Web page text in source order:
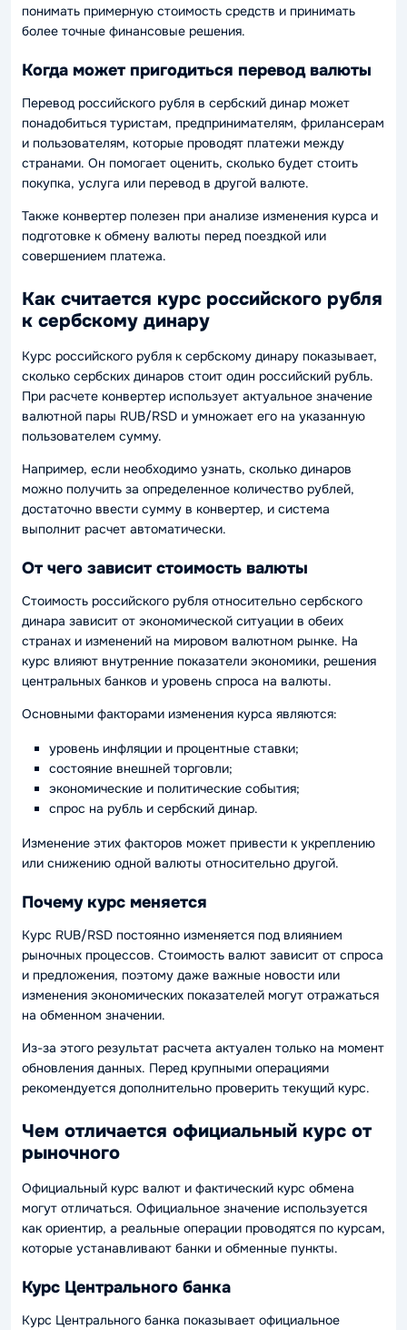
понимать примерную стоимость средств и принимать
более точные финансовые решения.
Когда может пригодиться перевод валюты
Перевод российского рубля в сербский динар может
понадобиться туристам, предпринимателям, фрилансерам
и пользователям, которые проводят платежи между
странами. Он помогает оценить, сколько будет стоить
покупка, услуга или перевод в другой валюте.
Также конвертер полезен при анализе изменения курса и
подготовке к обмену валюты перед поездкой или
совершением платежа.
Как считается курс российского рубля
к сербскому динару
Курс российского рубля к сербскому динару показывает,
сколько сербских динаров стоит один российский рубль.
При расчете конвертер использует актуальное значение
валютной пары RUB/RSD и умножает его на указанную
пользователем сумму.
Например, если необходимо узнать, сколько динаров
можно получить за определенное количество рублей,
достаточно ввести сумму в конвертер, и система
выполнит расчет автоматически.
От чего зависит стоимость валюты
Стоимость российского рубля относительно сербского
динара зависит от экономической ситуации в обеих
странах и изменений на мировом валютном рынке. На
курс влияют внутренние показатели экономики, решения
центральных банков и уровень спроса на валюты.
Основными факторами изменения курса являются:
уровень инфляции и процентные ставки;
состояние внешней торговли;
экономические и политические события;
спрос на рубль и сербский динар.
Изменение этих факторов может привести к укреплению
или снижению одной валюты относительно другой.
Почему курс меняется
Курс RUB/RSD постоянно изменяется под влиянием
рыночных процессов. Стоимость валют зависит от спроса
и предложения, поэтому даже важные новости или
изменения экономических показателей могут отражаться
на обменном значении.
Из-за этого результат расчета актуален только на момент
обновления данных. Перед крупными операциями
рекомендуется дополнительно проверить текущий курс.
Чем отличается официальный курс от
рыночного
Официальный курс валют и фактический курс обмена
могут отличаться. Официальное значение используется
как ориентир, а реальные операции проводятся по курсам,
которые устанавливают банки и обменные пункты.
Курс Центрального банка
Курс Центрального банка показывает официальное